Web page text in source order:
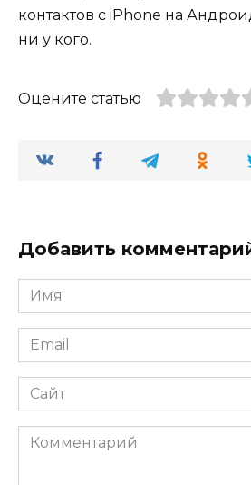
контактов с iPhone на
ни у кого.
Оцените статью
Добавить
Имя
*
Email
*
Сайт
Комментарий